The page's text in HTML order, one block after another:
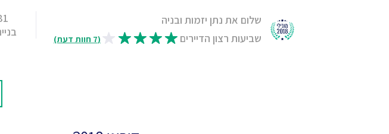
שלום את נתן יזמות ובניה
שביעות רצון הדיירים
(7 חוות דעת)